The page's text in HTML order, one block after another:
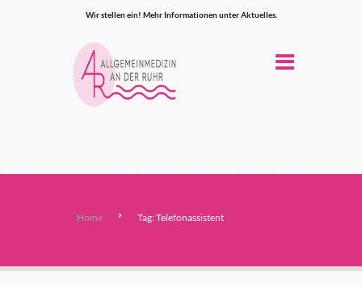
Wir stellen ein! Mehr Informationen unter Aktuelles.
Home Tag: Telefonassistent